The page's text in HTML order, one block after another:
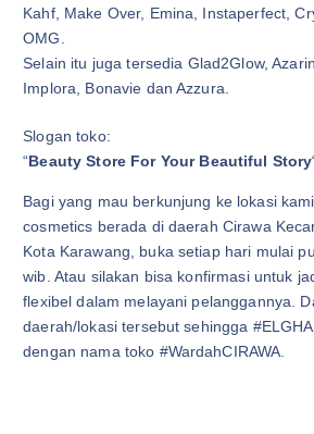
Kahf, Make Over, Emina, Instaperfect,
OMG.
Selain itu juga tersedia Glad2Glow,
Implora, Bonavie dan Azzura.
Slogan toko:
“Beauty Store For Your Beautiful Story
Bagi yang mau berkunjung ke lokasi
cosmetics berada di daerah Cirawa
Kota Karawang, buka setiap hari mulai
wib. Atau silakan bisa konfirmasi untuk
flexibel dalam melayani pelanggannya.
daerah/lokasi tersebut sehingga
dengan nama toko #WardahCIRAWA.